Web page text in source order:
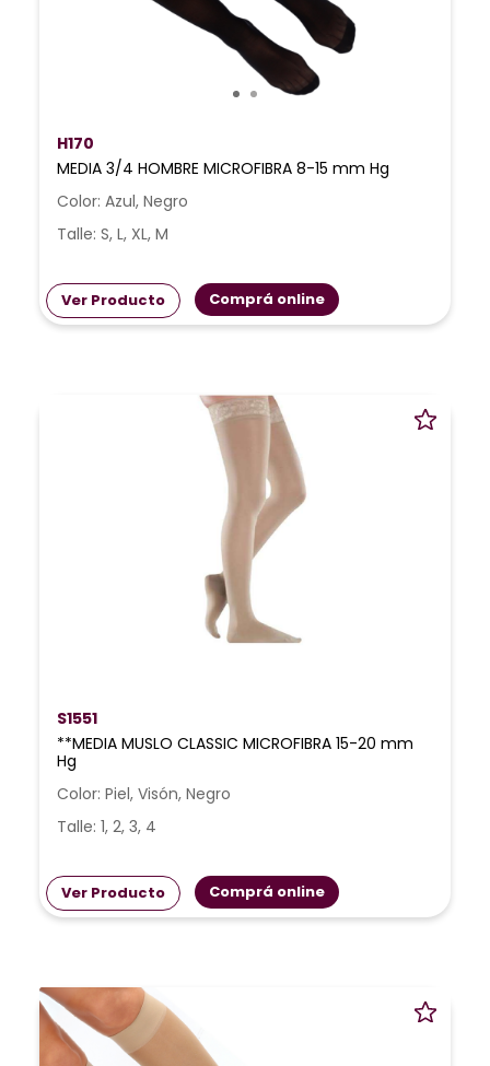
H170
MEDIA 3/4 HOMBRE MICROFIBRA 8-15 mm Hg
Color: Azul, Negro
Talle: S, L, XL, M
Ver Producto Comprá online
S1551
**MEDIA MUSLO CLASSIC MICROFIBRA 15-20 mm
Hg
Color: Piel, Visón, Negro
Talle: 1, 2, 3, 4
Ver Producto Comprá online